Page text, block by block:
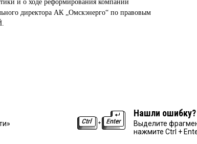
и о ходе реформирования компании
директора АК „Омскэнерго“ по правовым
Нашли ошибку?
Выделите
нажмите Ctrl +